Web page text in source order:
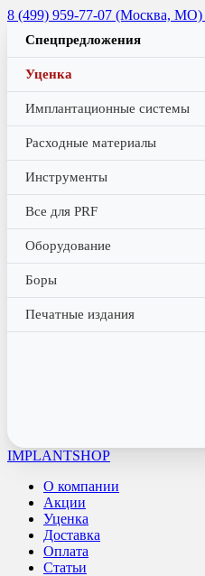
8 (499) 959-77-07 (Москва, МО)
Спецпредложения
Уценка
Имплантационные системы
Расходные материалы
Инструменты
Все для PRF
Оборудование
Боры
Печатные издания
IMPLANTSHOP
О компании
Акции
Уценка
Доставка
Оплата
Статьи